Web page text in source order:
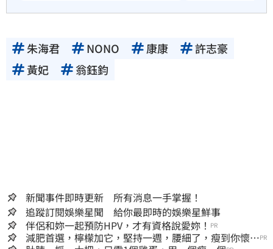
朱海君 NONO 康康
許志豪
黃妃
翁鈺鈞
新聞事件即時更新 所有消息一手掌握！
追蹤訂閱娛樂星聞 給你最即時的娛樂星鮮事
伴侶和妳一起預防HPV，才有資格說愛妳！ PR
減肥首選，檸檬加它，堅持一週，腰細了，瘦到你懷疑PR